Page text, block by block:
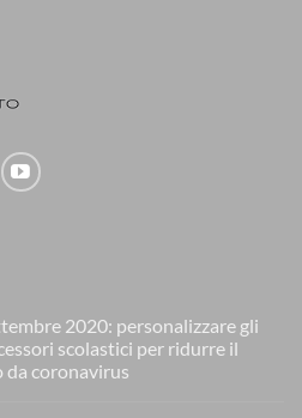
2020: personalizzare gli
scolastici per ridurre il
da coronavirus